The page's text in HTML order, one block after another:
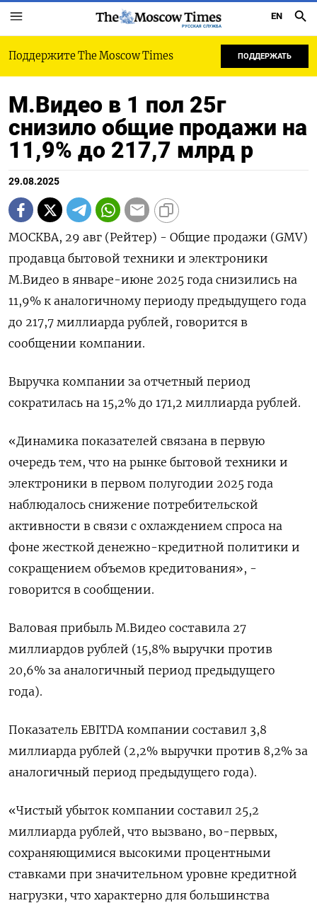
РУССКАЯ СЛУЖБА
EN
Поддержите The Moscow Times ПОДДЕРЖАТЬ
М.Видео в 1 пол 25г
снизило общие продажи на
11,9% до 217,7 млрд р
29.08.2025
МОСКВА, 29 авг (Рейтер) - Общие продажи (GMV)
продавца бытовой техники и электроники
М.Видео в январе-июне 2025 года снизились на
11,9% к аналогичному периоду предыдущего года
до 217,7 миллиарда рублей, говорится в
сообщении компании.
Выручка компании за отчетный период
сократилась на 15,2% до 171,2 миллиарда рублей.
«Динамика показателей связана в первую
очередь тем, что на рынке бытовой техники и
электроники в первом полугодии 2025 года
наблюдалось снижение потребительской
активности в связи с охлаждением спроса на
фоне жесткой денежно-кредитной политики и
сокращением объемов кредитования», -
говорится в сообщении.
Валовая прибыль М.Видео составила 27
миллиардов рублей (15,8% выручки против
20,6% за аналогичный период предыдущего
года).
Показатель EBITDA компании составил 3,8
миллиарда рублей (2,2% выручки против 8,2% за
аналогичный период предыдущего года).
«Чистый убыток компании составил 25,2
миллиарда рублей, что вызвано, во-первых,
сохраняющимися высокими процентными
ставками при значительном уровне кредитной
нагрузки, что характерно для большинства